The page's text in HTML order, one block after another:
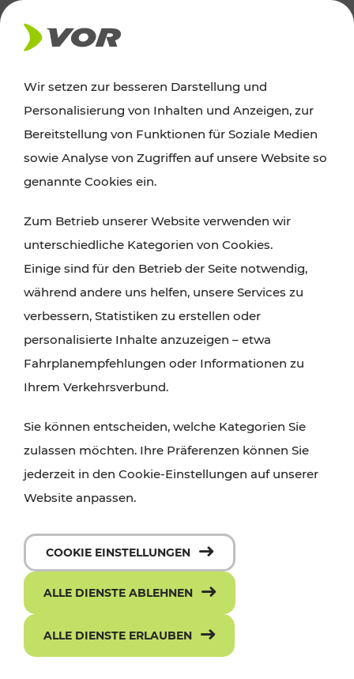
AKTUELLES
Ausflugstipps
Wien, Niederösterreich und das Burgenland
Wanderungen, Kultur und Gastronomie,
Radtouren oder purer Naturgenuss – viele
Attraktionen sind mit den Ticket- und Fahrplan-
Angeboten des VOR gut und schnell erreichbar.
Wir setzen zur besseren Darstellung und
Personalisierung von Inhalten und Anzeigen, zur
Bereitstellung von Funktionen für Soziale Medien
sowie Analyse von Zugriffen auf unsere Website so
genannte Cookies ein.
Zum Betrieb unserer Website verwenden wir
unterschiedliche Kategorien von Cookies.
Einige sind für den Betrieb der Seite notwendig,
während andere uns helfen, unsere Services zu
verbessern, Statistiken zu erstellen oder
personalisierte Inhalte anzuzeigen – etwa
Fahrplanempfehlungen oder Informationen zu
Ihrem Verkehrsverbund.
Sie können entscheiden, welche Kategorien Sie
zulassen möchten. Ihre Präferenzen können Sie
jederzeit in den Cookie-Einstellungen auf unserer
Website anpassen.
COOKIE EINSTELLUNGEN
ALLE DIENSTE ABLEHNEN
ALLE DIENSTE ERLAUBEN